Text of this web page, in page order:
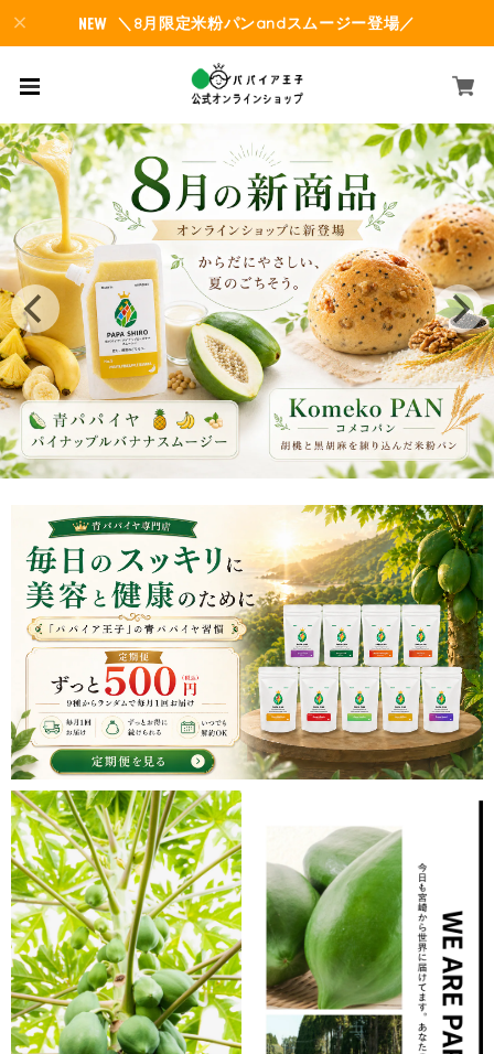
＼8月限定米粉パンandスムージー登場／